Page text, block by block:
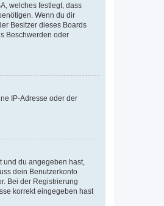
welches festlegt, dass
Wenn du dir
Besitzer dieses Boards
Beschwerden oder
IP-Adresse oder der
und du angegeben hast,
dein Benutzerkonto
Bei der Registrierung
korrekt eingegeben hast